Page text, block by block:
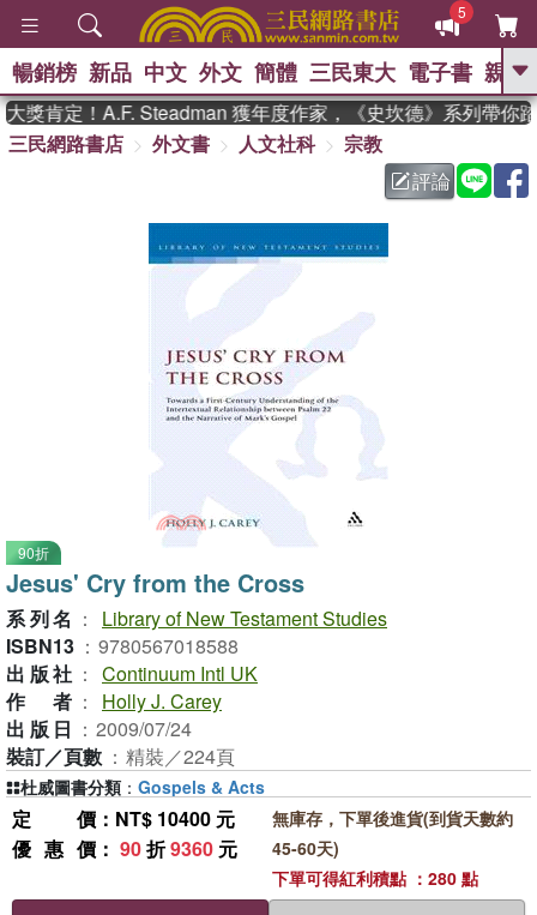
5
GO
熱搜： 東野圭吾 、
父親節 、 如果歷
暑期推薦 、 國際布克
獎 臺灣漫遊錄 、 方念華
登輝時代 、 數學女孩：黎曼猜想
偉大的迷走神經
暢銷榜 新品 中文 外文 簡體 三民東大 電子書 親子
獎肯定！A.F. Steadman 獲年度作家，《史坎德》系列帶你踏
三民網路書店
外文書 人文社科
宗教
評論
90折
Jesus' Cry from the Cross
系列名 ：
Library of New Testament Studies
ISBN13 ： 9780567018588
出版社 ： Continuum Intl UK
作者 ：
Holly J. Carey
出版日 ： 2009/07/24
裝訂／頁數 ： 精裝／224頁
定價 ：NT$ 10400 元
優惠價 ： 90折9360 元
無庫存，下單後進貨(到貨天數約
45-60天)
下單可得紅利積點 ：280 點
杜威圖書分類 ： Gospels & Acts